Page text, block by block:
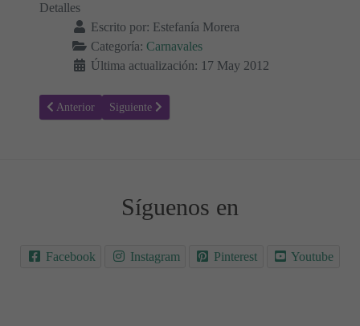
Detalles
Escrito por: Estefanía Morera
Categoría: Carnavales
Última actualización: 17 May 2012
Artículo anterior: Colorear Carnavales 15 - Láminas Para Colorear
Anterior Artículo siguiente: Colorear Carnavales 17 - Láminas
Siguiente
Síguenos en
Facebook Instagram Pinterest Youtube